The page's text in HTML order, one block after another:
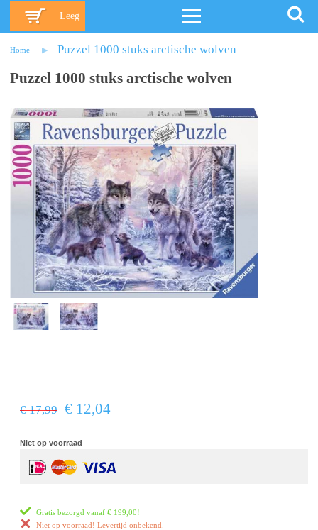
Leeg
Home Puzzel 1000 stuks arctische wolven
Puzzel 1000 stuks arctische wolven
€ 17,99 € 12,04
Niet op voorraad
Gratis bezorgd vanaf € 199,00!
Niet op voorraad! Levertijd onbekend.